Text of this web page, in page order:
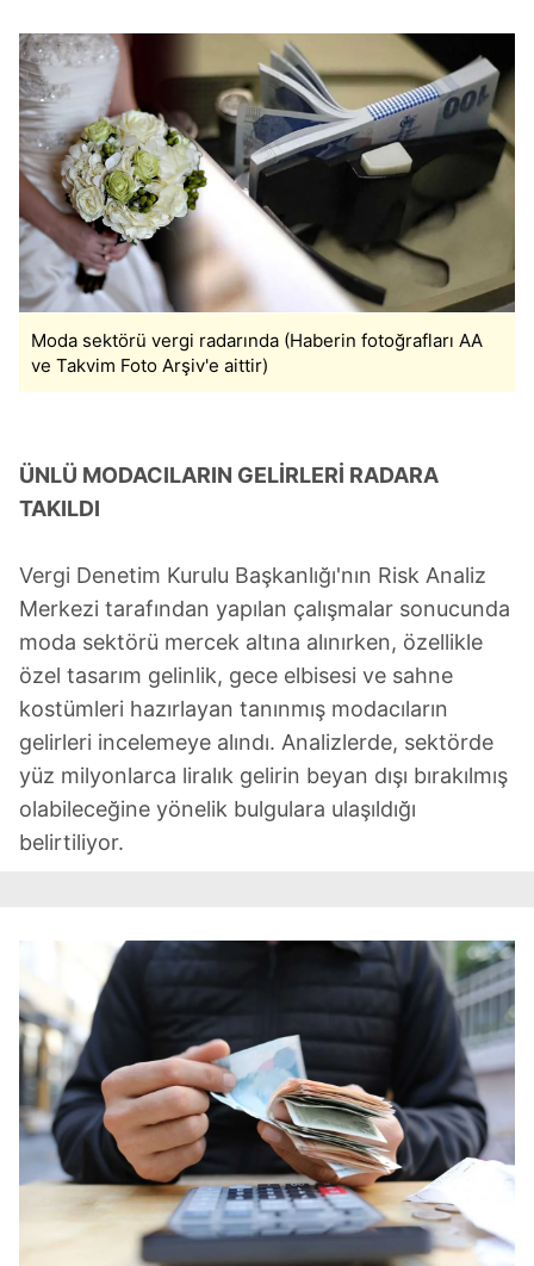
Moda sektörü vergi radarında (Haberin fotoğrafları AA
ve Takvim Foto Arşiv'e aittir)
ÜNLÜ MODACILARIN GELİRLERİ RADARA
TAKILDI
Vergi Denetim Kurulu Başkanlığı'nın Risk Analiz
Merkezi tarafından yapılan çalışmalar sonucunda
moda sektörü mercek altına alınırken, özellikle
özel tasarım gelinlik, gece elbisesi ve sahne
kostümleri hazırlayan tanınmış modacıların
gelirleri incelemeye alındı. Analizlerde, sektörde
yüz milyonlarca liralık gelirin beyan dışı bırakılmış
olabileceğine yönelik bulgulara ulaşıldığı
belirtiliyor.